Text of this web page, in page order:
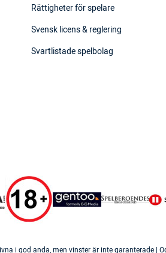
Rättigheter för spelare
Svensk licens & reglering
Svartlistade spelbolag
i god anda, men vinster är inte garanterade |